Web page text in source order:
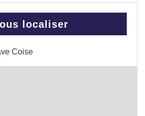
localiser
Coise